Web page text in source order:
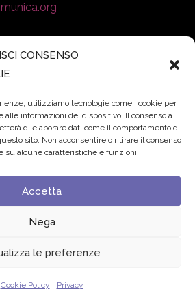
CONSENSO
utilizziamo tecnologie come i cookie per
alle informazioni del dispositivo. Il consenso a
di elaborare dati come il comportamento di
sito. Non acconsentire o ritirare il consenso
su alcune caratteristiche e funzioni.
Accetta
Nega
le preferenze
Cookie Policy Privacy
è Bologna la nuova capitale
artificiale? Contro i nuovi
una governance condivisa»
Hub Higher Education